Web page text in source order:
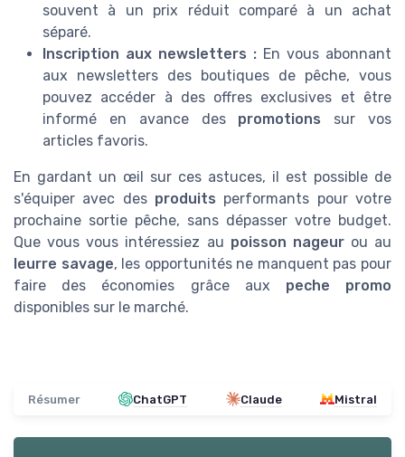
souvent à un prix réduit comparé à un achat
séparé.
Inscription aux newsletters : En vous abonnant
aux newsletters des boutiques de pêche, vous
pouvez accéder à des offres exclusives et être
informé en avance des promotions sur vos
articles favoris.
En gardant un œil sur ces astuces, il est possible de
s'équiper avec des produits performants pour votre
prochaine sortie pêche, sans dépasser votre budget.
Que vous vous intéressiez au poisson nageurou au
leurre savage, les opportunités ne manquent pas pour
faire des économies grâce aux peche promo
disponibles sur le marché.
Résumer ChatGPT Claude Mistral